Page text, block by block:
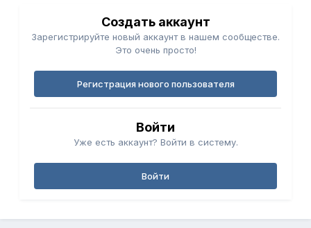
Создать аккаунт
Зарегистрируйте новый аккаунт в нашем сообществе.
Это очень просто!
Регистрация нового пользователя
Войти
Уже есть аккаунт? Войти в систему.
Войти